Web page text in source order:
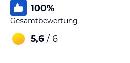
100%
Gesamtbewertung
5,6 / 6